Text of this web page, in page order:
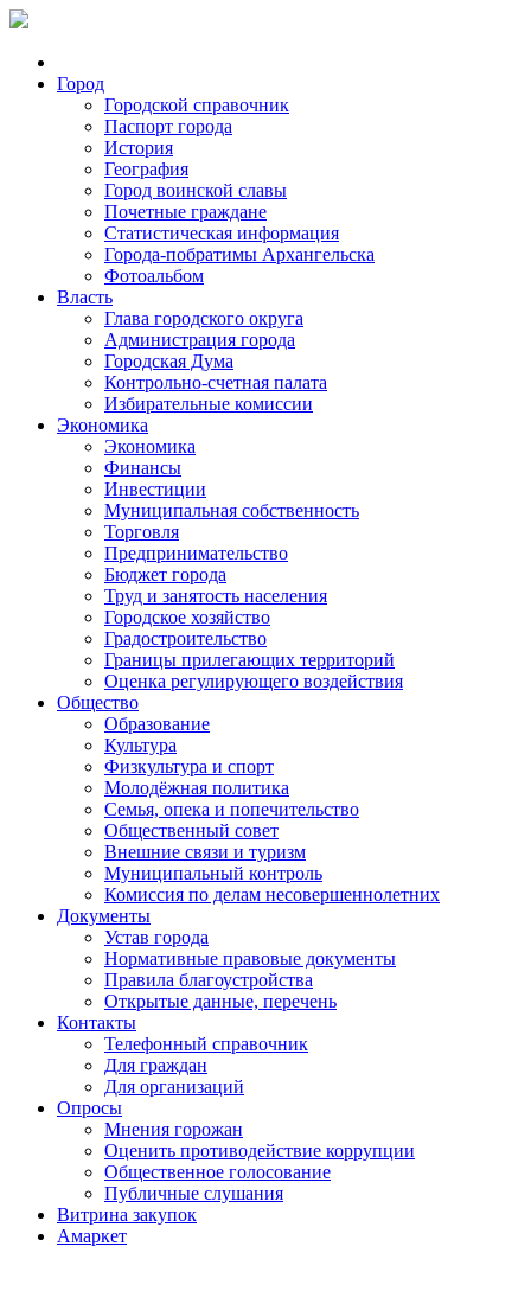
Город
Городской справочник
Паспорт города
История
География
Город воинской славы
Почетные граждане
Статистическая информация
Города-побратимы Архангельска
Фотоальбом
Власть
Глава городского округа
Администрация города
Городская Дума
Контрольно-счетная палата
Избирательные комиссии
Экономика
Экономика
Финансы
Инвестиции
Муниципальная собственность
Торговля
Предпринимательство
Бюджет города
Труд и занятость населения
Городское хозяйство
Градостроительство
Границы прилегающих территорий
Оценка регулирующего воздействия
Общество
Образование
Культура
Физкультура и спорт
Молодёжная политика
Семья, опека и попечительство
Общественный совет
Внешние связи и туризм
Муниципальный контроль
Комиссия по делам несовершеннолетних
Документы
Устав города
Нормативные правовые документы
Правила благоустройства
Открытые данные, перечень
Контакты
Телефонный справочник
Для граждан
Для организаций
Опросы
Мнения горожан
Оценить противодействие коррупции
Общественное голосование
Публичные слушания
Витрина закупок
Амаркет